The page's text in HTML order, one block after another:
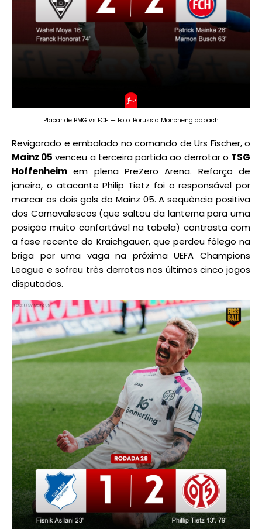
Placar de BMG vs FCH — Foto: Borussia Mönchengladbach
Revigorado e embalado no comando de Urs Fischer, o
Mainz 05 venceu a terceira partida ao derrotar o TSG
Hoffenheim em plena PreZero Arena. Reforço de
janeiro, o atacante Philip Tietz foi o responsável por
marcar os dois gols do Mainz 05. A sequência positiva
dos Carnavalescos (que saltou da lanterna para uma
posição muito confortável na tabela) contrasta com
a fase recente do Kraichgauer, que perdeu fôlego na
briga por uma vaga na próxima UEFA Champions
League e sofreu três derrotas nos últimos cinco jogos
disputados.